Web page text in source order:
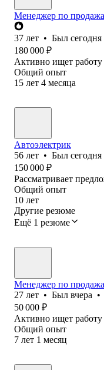
Менеджер по
37 лет • Был сегодня
180 000 ₽
Активно ищет работу
Общий опыт
15 лет 4 месяца
Автоэлектрик
56 лет • Был сегодня
150 000 ₽
Рассматривает
Общий опыт
10 лет
Другие резюме
Ещё 1 резюме
Менеджер по
27 лет • Был вчера •
50 000 ₽
Активно ищет работу
Общий опыт
7 лет 1 месяц